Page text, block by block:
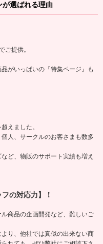
が選ばれる理由
ご提供。
がいっぱいの『特集ページ』も
えました。
人、サークルのお客さまも数多
ど、物販のサポート実績も増え
の対応力】！
商品の企画開発など、難しいご
り、他社では真似の出来ない商